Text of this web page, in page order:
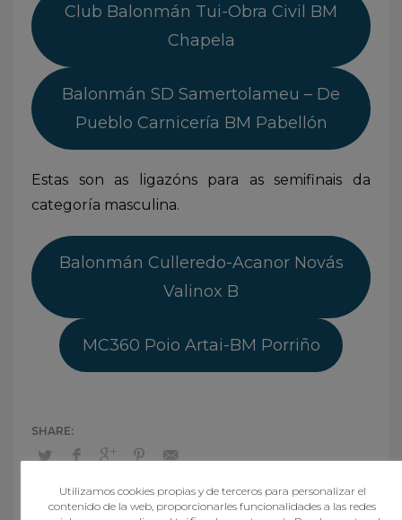
Club Balonmán Tui-Obra Civil BM
Chapela
Balonmán SD Samertolameu – De
Pueblo Carnicería BM Pabellón
Estas son as ligazóns para as semifinais da
categoría masculina.
Balonmán Culleredo-Acanor Novás
Valinox B
MC360 Poio Artai-BM Porriño
Utilizamos cookies propias y de terceros para personalizar el
contenido de la web, proporcionarles funcionalidades a las redes